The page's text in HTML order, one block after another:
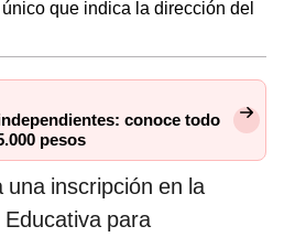
que indica la dirección del
conoce todo
pesos
una inscripción en la
para